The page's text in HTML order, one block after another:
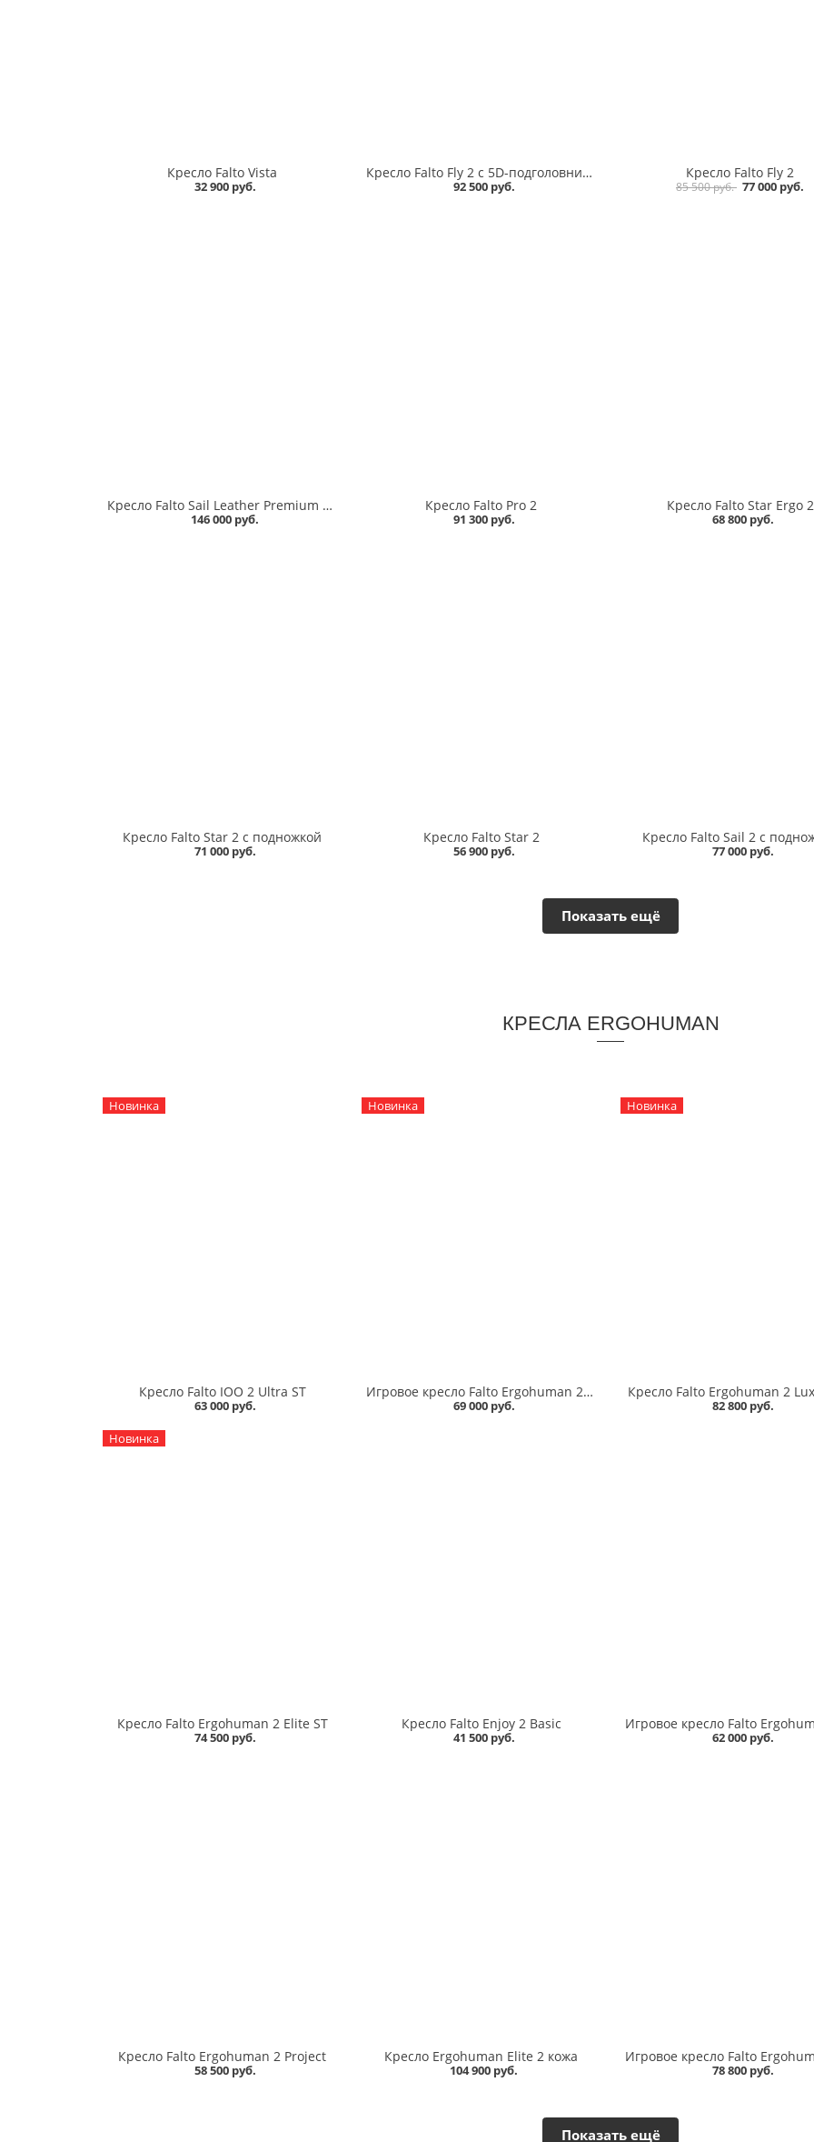
Кресло Falto Vista
32 900 руб.
Кресло Falto Fly 2 с 5D-подголовником и подножкой
92 500 руб.
Кресло Falto Fly 2
85 500 руб. 77 000 руб.
Кресло Falto Sail Leather Premium кожа
146 000 руб.
Кресло Falto Pro 2
91 300 руб.
Кресло Falto Star Ergo 2
68 800 руб.
Кресло Falto Star 2 с подножкой
71 000 руб.
Кресло Falto Star 2
56 900 руб.
Кресло Falto Sail 2 с
77 000 руб.
Показать ещё
КРЕСЛА ERGOHUMAN
Новинка
Кресло Falto IOO 2 Ultra ST
63 000 руб.
Новинка
Игровое кресло Falto Ergohuman 2 Ultra ST Game
69 000 руб.
Новинка
Кресло Falto Ergohuman 2
82 800 руб.
Новинка
Кресло Falto Ergohuman 2 Elite ST
74 500 руб.
Кресло Falto Enjoy 2 Basic
41 500 руб. 62 000 руб.
Кресло Falto Ergohuman 2 Project
58 500 руб.
Кресло Ergohuman Elite 2 кожа
104 900 руб. 78 800 руб.
Показать ещё